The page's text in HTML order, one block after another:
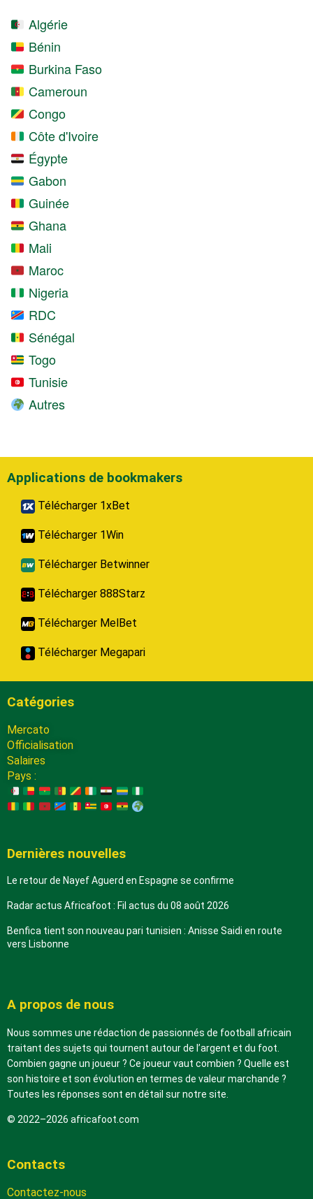
Algérie
Bénin
Burkina Faso
Cameroun
Congo
Côte d'Ivoire
Égypte
Gabon
Guinée
Ghana
Mali
Maroc
Nigeria
RDC
Sénégal
Togo
Tunisie
Autres
Applications de bookmakers
Télécharger 1xBet
Télécharger 1Win
Télécharger Betwinner
Télécharger 888Starz
Télécharger MelBet
Télécharger Megapari
Catégories
Mercato
Officialisation
Salaires
Pays :
Dernières nouvelles
Le retour de Nayef Aguerd en Espagne se confirme
Radar actus Africafoot : Fil actus du 08 août 2026
Benfica tient son nouveau pari tunisien : Anisse Saidi en route
vers Lisbonne
A propos de nous
Nous sommes une rédaction de passionnés de football africain
traitant des sujets qui tournent autour de l’argent et du foot.
Combien gagne un joueur ? Ce joueur vaut combien ? Quelle est
son histoire et son évolution en termes de valeur marchande ?
Toutes les réponses sont en détail sur notre site.
© 2022–2026 africafoot.com
Contacts
Contactez-nous